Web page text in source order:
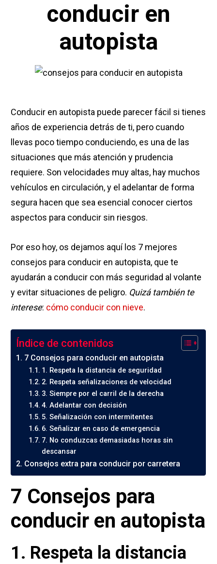
conducir en
autopista
Conducir en autopista puede parecer fácil si tienes
años de experiencia detrás de ti, pero cuando
llevas poco tiempo conduciendo, es una de las
situaciones que más atención y prudencia
requiere. Son velocidades muy altas, hay muchos
vehículos en circulación, y el adelantar de forma
segura hacen que sea esencial conocer ciertos
aspectos para conducir sin riesgos.
Por eso hoy, os dejamos aquí los 7 mejores
consejos para conducir en autopista, que te
ayudarán a conducir con más seguridad al volante
y evitar situaciones de peligro. Quizá también te
interese: cómo conducir con nieve.
Índice de contenidos
7 Consejos para conducir en autopista
1. Respeta la distancia de seguridad
2. Respeta señalizaciones de velocidad
3. Siempre por el carril de la derecha
4. Adelantar con decisión
5. Señalización con intermitentes
6. Señalizar en caso de emergencia
7. No conduzcas demasiadas horas sin
descansar
Consejos extra para conducir por carretera
7 Consejos para
conducir en autopista
1. Respeta la distancia